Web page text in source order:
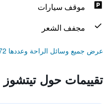
موقف سيارات
مجفف الشعر
عرض جميع وسائل الراحة وعددها 72
تقييمات حول تيتشوز